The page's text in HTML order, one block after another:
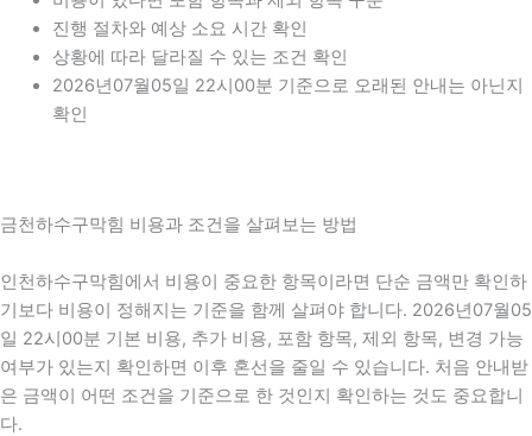
진행 절차와 예상 소요 시간 확인
상황에 따라 달라질 수 있는 조건 확인
2026년07월05일 22시00분 기준으로 오래된 안내는 아닌지
확인
금천하수구막힘 비용과 조건을 살펴보는 방법
인천하수구막힘에서 비용이 중요한 항목이라면 단순 금액만 확인하
기보다 비용이 정해지는 기준을 함께 살펴야 합니다. 2026년07월05
일 22시00분 기본 비용, 추가 비용, 포함 항목, 제외 항목, 변경 가능
여부가 있는지 확인하면 이후 혼선을 줄일 수 있습니다. 처음 안내받
은 금액이 어떤 조건을 기준으로 한 것인지 확인하는 것도 중요합니
다.